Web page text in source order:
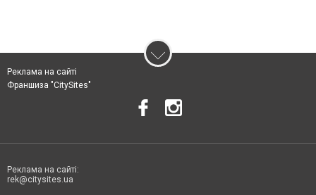
Реклама на сайті
Франшиза "CitySites"
Реклама на сайті:
rek@citysites.ua